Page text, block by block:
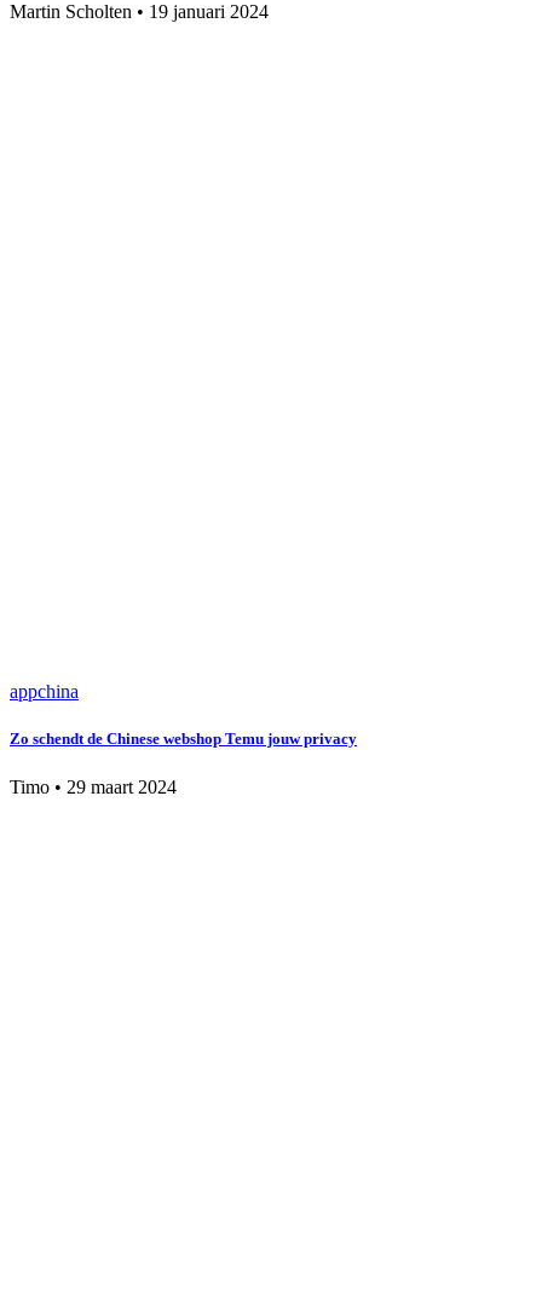
Martin Scholten • 19 januari 2024
appchina
Zo schendt de Chinese webshop Temu jouw privacy
Timo • 29 maart 2024